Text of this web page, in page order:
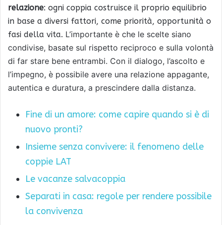
relazione: ogni coppia costruisce il proprio equilibrio
in base a diversi fattori, come priorità, opportunità o
fasi della vita. L’importante è che le scelte siano
condivise, basate sul rispetto reciproco e sulla volontà
di far stare bene entrambi. Con il dialogo, l’ascolto e
l’impegno, è possibile avere una relazione appagante,
autentica e duratura, a prescindere dalla distanza.
Fine di un amore: come capire quando si è di
nuovo pronti?
Insieme senza convivere: il fenomeno delle
coppie LAT
Le vacanze salvacoppia
Separati in casa: regole per rendere possibile
la convivenza